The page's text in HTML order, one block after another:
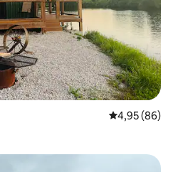
4,95 av 5 i
4,95 (86)